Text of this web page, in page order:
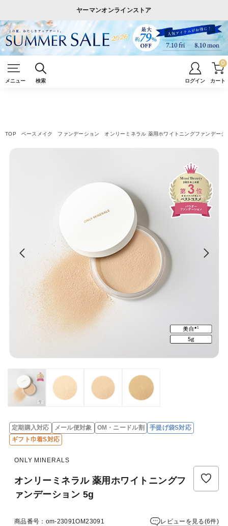
ヤーマンオンラインストア
メニュー 検索 ログイン カート
0
TOP ベースメイク ファンデーション オンリーミネラル 薬用ホワイトニングファンデーシ
定期購入対応 メール便対象 OM・ニードル割
手提げ袋S対応
ギフト巾着S対応
ONLY MINERALS
オンリーミネラル 薬用ホワイトニングフ
ァンデーション 5g
商品番号：om-23091OM23091 レビューを見る(6件)